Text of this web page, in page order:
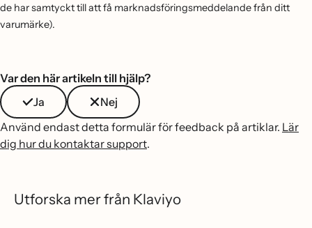
de har samtyckt till att få marknadsföringsmeddelande från ditt
varumärke).
Var den här artikeln till hjälp?
Ja
Nej
Använd endast detta formulär för feedback på artiklar. Lär
dig hur du kontaktar support.
Utforska mer från Klaviyo